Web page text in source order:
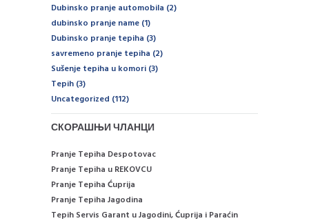
Dubinsko pranje automobila (2)
dubinsko pranje name (1)
Dubinsko pranje tepiha (3)
savremeno pranje tepiha (2)
Sušenje tepiha u komori (3)
Tepih (3)
Uncategorized (112)
СКОРАШЊИ ЧЛАНЦИ
Pranje Tepiha Despotovac
Pranje Tepiha u REKOVCU
Pranje Tepiha Ćuprija
Pranje Tepiha Jagodina
Tepih Servis Garant u Jagodini, Ćuprija i Paraćin